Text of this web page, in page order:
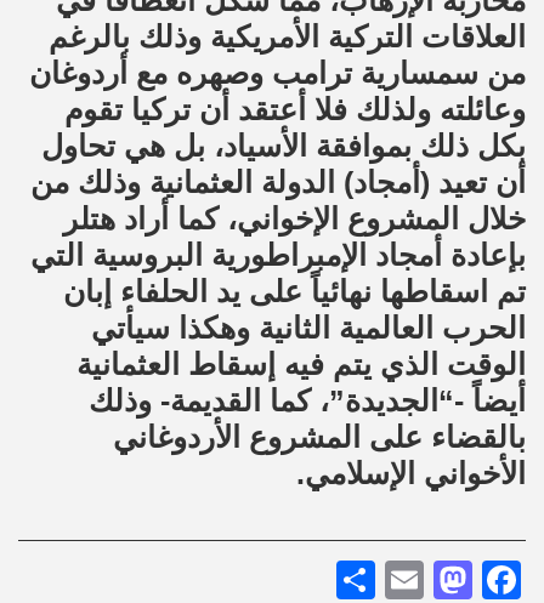
العلاقات التركية الأمريكية وذلك بالرغم
من سمسارية ترامب وصهره مع أردوغان
وعائلته ولذلك فلا أعتقد أن تركيا تقوم
بكل ذلك بموافقة الأسياد، بل هي تحاول
أن تعيد (أمجاد) الدولة العثمانية وذلك من
خلال المشروع الإخواني، كما أراد هتلر
بإعادة أمجاد الإمبراطورية البروسية التي
تم اسقاطها نهائياً على يد الحلفاء إبان
الحرب العالمية الثانية وهكذا سيأتي
الوقت الذي يتم فيه إسقاط العثمانية
أيضاً -“الجديدة”، كما القديمة- وذلك
بالقضاء على المشروع الأردوغاني
الأخواني الإسلامي.
Facebook
Mastodon
Email